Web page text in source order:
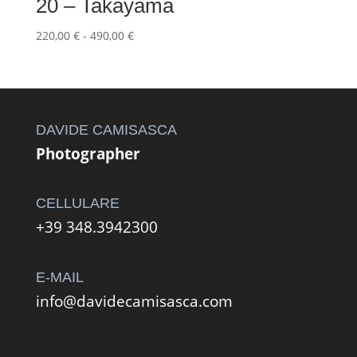
20 – Takayama
220,00 € - 490,00 €Fascia
da
a
DAVIDE CAMISASCA
Photographer
CELLULARE
+39 348.3942300
E-MAIL
info@davidecamisasca.com